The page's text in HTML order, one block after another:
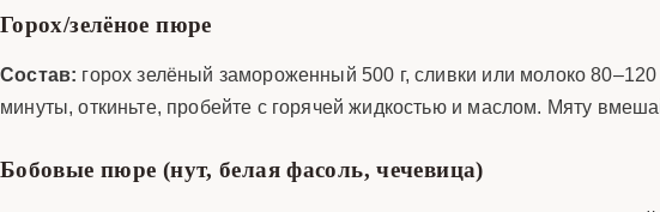
Горох/зелёное пюре
Состав: горох зелёный замороженный 500 г, сливки или молоко
минуты, откиньте, пробейте с горячей жидкостью и маслом. Мяту
Бобовые пюре (нут, белая фасоль, чечевица)